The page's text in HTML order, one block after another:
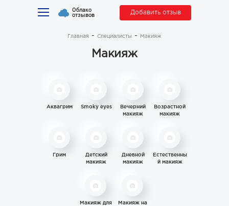
Облако
отзывов Добавить отзыв
Главная Специалисты Макияж
Макияж
Аквагрим Smoky eyes
Вечерний
макияж
Возрастной
макияж
Грим
Детский
макияж
Дневной
макияж
Естественны
й макияж
Макияж для
Макияж на